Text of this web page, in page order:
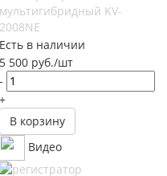
мультигибридный KV-
2008NE
Есть в наличии
5 500 руб./шт
-
+
В корзину
Видео